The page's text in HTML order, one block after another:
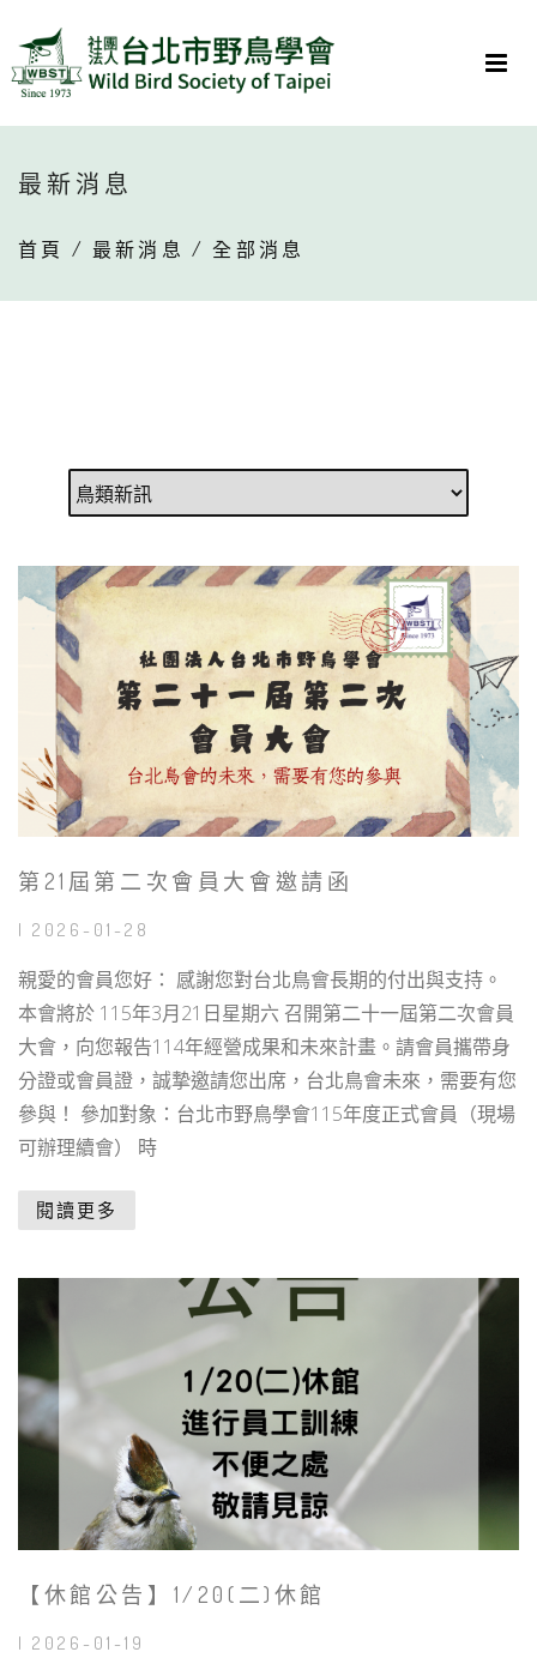
最新消息
首頁 / 最新消息 / 全部消息
第21屆第二次會員大會邀請函
| 2026-01-28
親愛的會員您好： 感謝您對台北鳥會長期的付出與支持。
本會將於 115年3月21日星期六 召開第二十一屆第二次會員
大會，向您報告114年經營成果和未來計畫。請會員攜帶身
分證或會員證，誠摯邀請您出席，台北鳥會未來，需要有您
參與！ 參加對象：台北市野鳥學會115年度正式會員（現場
可辦理續會） 時
閱讀更多
【休館公告】1/20(二)休館
| 2026-01-19